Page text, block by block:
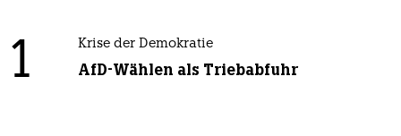
1 Krise der Demokratie
AfD-Wählen als Triebabfuhr